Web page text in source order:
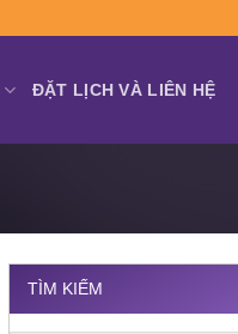
ĐẶT LỊCH VÀ LIÊN HỆ
TÌM KIẾM